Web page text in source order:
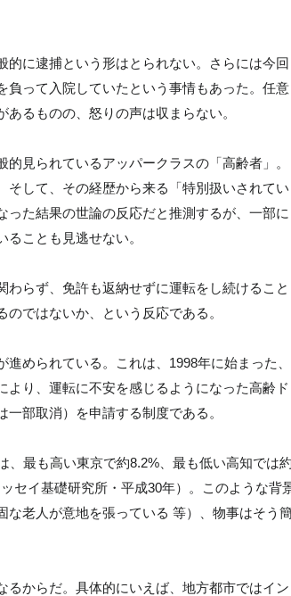
に逮捕という形はとられない。さらには今回
って入院していたという事情もあった。任意
るものの、怒りの声は収まらない。
見られているアッパークラスの「高齢者」。
そして、その経歴から来る「特別扱いされてい
た結果の世論の反応だと推測するが、一部に
ことも見逃せない。
らず、免許も返納せずに運転をし続けること
ではないか、という反応である。
められている。これは、1998年に始まった、
り、運転に不安を感じるようになった高齢ド
部取消）を申請する制度である。
、最も高い東京で約8.2%、最も低い高知では約
セイ基礎研究所・平成30年）。このような背
老人が意地を張っている 等）、物事はそう簡
からだ。具体的にいえば、地方都市ではイン